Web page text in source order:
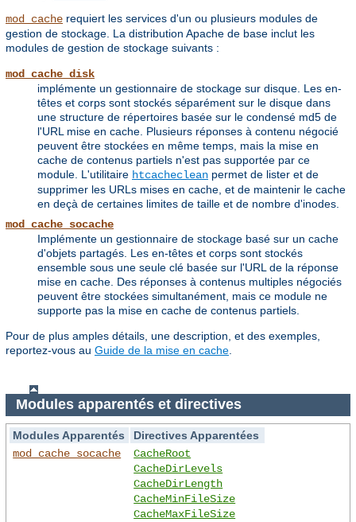
mod_cache requiert les services d'un ou plusieurs modules de
gestion de stockage. La distribution Apache de base inclut les
modules de gestion de stockage suivants :
mod_cache_disk
implémente un gestionnaire de stockage sur disque. Les en-
têtes et corps sont stockés séparément sur le disque dans
une structure de répertoires basée sur le condensé md5 de
l'URL mise en cache. Plusieurs réponses à contenu négocié
peuvent être stockées en même temps, mais la mise en
cache de contenus partiels n'est pas supportée par ce
module. L'utilitaire htcacheclean permet de lister et de
supprimer les URLs mises en cache, et de maintenir le cache
en deçà de certaines limites de taille et de nombre d'inodes.
mod_cache_socache
Implémente un gestionnaire de stockage basé sur un cache
d'objets partagés. Les en-têtes et corps sont stockés
ensemble sous une seule clé basée sur l'URL de la réponse
mise en cache. Des réponses à contenus multiples négociés
peuvent être stockées simultanément, mais ce module ne
supporte pas la mise en cache de contenus partiels.
Pour de plus amples détails, une description, et des exemples,
reportez-vous au Guide de la mise en cache
Modules apparentés et directives
Modules Apparentés
Directives Apparentées
mod_cache_socache
CacheRoot
CacheDirLevels
CacheDirLength
CacheMinFileSize
CacheMaxFileSize